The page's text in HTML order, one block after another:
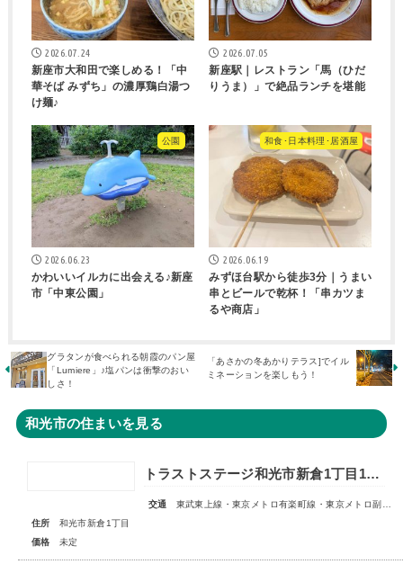
2026.07.24
新座市大和田で楽しめる！「中
華そば みずち」の濃厚鶏白湯つ
け麺♪
2026.07.05
新座駅｜レストラン「馬（ひだ
りうま）」で絶品ランチを堪能
公園
2026.06.23
かわいいイルカに出会える♪新座
市「中東公園」
和食･日本料理･居酒屋
2026.06.19
みずほ台駅から徒歩3分｜うまい
串とビールで乾杯！「串カツま
るや商店」
グラタンが食べられる朝霞のパン屋
「Lumiere」♪塩パンは衝撃のおい
しさ！
「あさかの冬あかりテラス]でイル
ミネーションを楽しもう！
和光市の住まいを見る
トラストステージ和光市新倉1丁目18期 全6区画■第1期分譲 販売予告■
交通
東武東上線・東京メトロ有楽町線・東京メトロ副都心線「和光市」駅 徒歩14～15分
住所
和光市新倉1丁目
価格
未定